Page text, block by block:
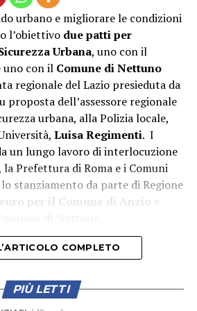
Medica Turistica – afferma il
– rappresenta una risposta
del nostro territorio nel periodo
estiva. Mettiamo a disposizione di
di prossimità che rafforza
e contribuisce a rendere il nostro
e sicuro. La sinergia tra
questo servizio dimostra quanto sia
Lorenzo Munari, presidente
urbano e migliorare le condizioni
l’obiettivo due patti per
Urbana, uno con il
con il Comune di Nettuno
regionale del Lazio presieduta da
proposta dell’assessore regionale
urbana, alla Polizia locale,
Luisa Regimenti. I
un lungo lavoro di interlocuzione
la Prefettura di Roma e i Comuni
stanziamento da parte di Regione
per il Comune di Anzio e
COMPLETO
PIÙ LETTI